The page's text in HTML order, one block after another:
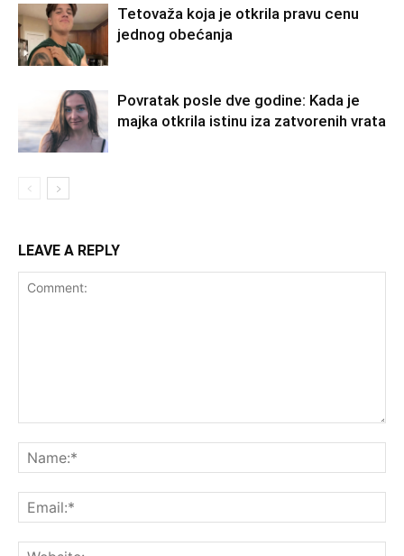
Tetovaža koja je otkrila pravu cenu
jednog obećanja
Povratak posle dve godine: Kada je
majka otkrila istinu iza zatvorenih vrata
LEAVE A REPLY